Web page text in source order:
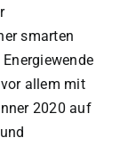
smarten
allem mit
2020 auf